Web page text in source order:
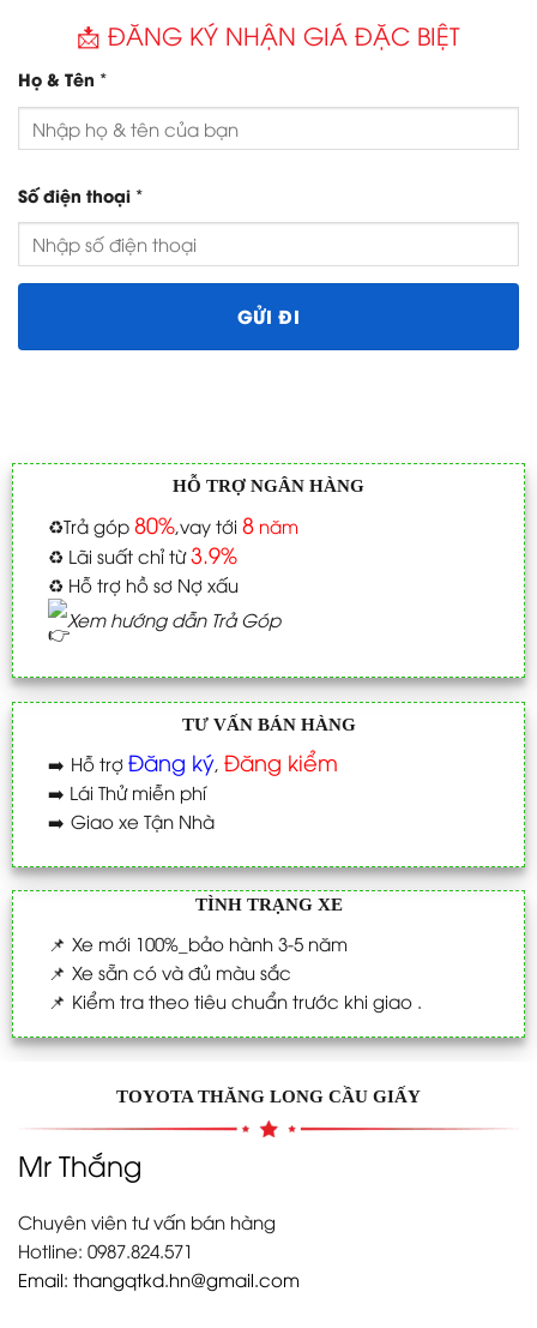
📩 ĐĂNG KÝ NHẬN GIÁ ĐẶC BIỆT
Họ & Tên *
Số điện thoại *
HỖ TRỢ NGÂN HÀNG
♻️Trả góp 80%,vay tới 8năm
♻️ Lãi suất chỉ từ3.9%
♻️ Hỗ trợ hồ sơ Nợ xấu
Xem hướng dẫn Trả Góp
TƯ VẤN BÁN HÀNG
➡️ Hỗ trợ Đăng ký, Đăng kiểm
➡️ Lái Thử miễn phí
➡️ Giao xe Tận Nhà
TÌNH TRẠNG XE
📌 Xe mới 100%_bảo hành 3-5 năm
📌 Xe sẵn có và đủ màu sắc
📌 Kiểm tra theo tiêu chuẩn trước khi giao .
TOYOTA THĂNG LONG CẦU GIẤY
Mr Thắng
Chuyên viên tư vấn bán hàng
Hotline: 0987.824.571
Email: thangqtkd.hn@gmail.com